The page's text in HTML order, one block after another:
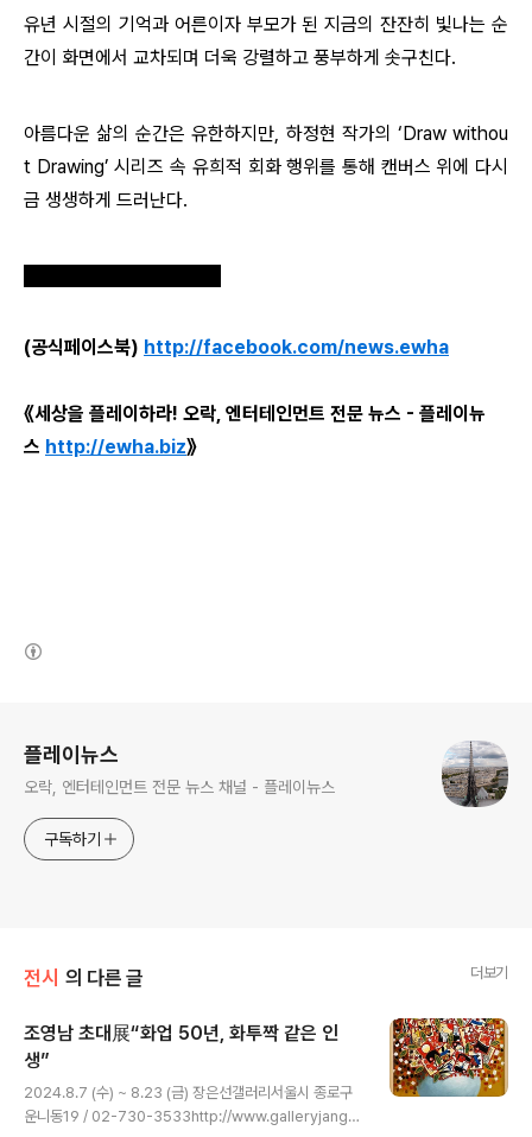
유년 시절의 기억과 어른이자 부모가 된 지금의 잔잔히 빛나는 순
간이 화면에서 교차되며 더욱 강렬하고 풍부하게 솟구친다.
아름다운 삶의 순간은 유한하지만, 하정현 작가의 ‘Draw withou
t Drawing’ 시리즈 속 유희적 회화 행위를 통해 캔버스 위에 다시
금 생생하게 드러난다.
(공식페이스북) http://facebook.com/news.ewha
《세상을 플레이하라! 오락, 엔터테인먼트 전문 뉴스 - 플레이뉴
스 http://ewha.biz》
플레이뉴스
오락, 엔터테인먼트 전문 뉴스 채널 - 플레이뉴스
구독하기
전시 의 다른 글 더보기
조영남 초대展“화업 50년, 화투짝 같은 인
생”
2024.8.7 (수) ~ 8.23 (금) 장은선갤러리서울시 종로구
운니동19 / 02-730-3533http://www.galleryjang.c